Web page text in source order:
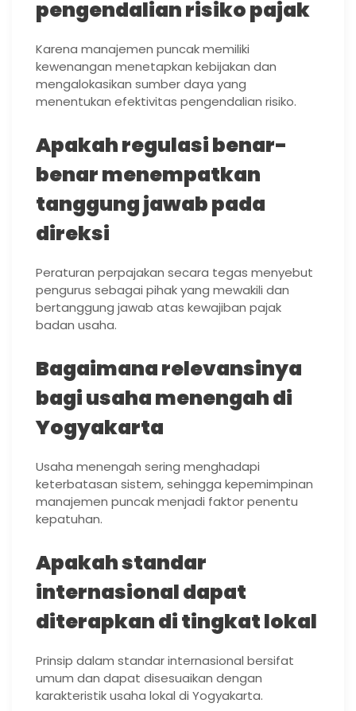
pengendalian risiko pajak
Karena manajemen puncak memiliki
kewenangan menetapkan kebijakan dan
mengalokasikan sumber daya yang
menentukan efektivitas pengendalian risiko.
Apakah regulasi benar-
benar menempatkan
tanggung jawab pada
direksi
Peraturan perpajakan secara tegas menyebut
pengurus sebagai pihak yang mewakili dan
bertanggung jawab atas kewajiban pajak
badan usaha.
Bagaimana relevansinya
bagi usaha menengah di
Yogyakarta
Usaha menengah sering menghadapi
keterbatasan sistem, sehingga kepemimpinan
manajemen puncak menjadi faktor penentu
kepatuhan.
Apakah standar
internasional dapat
diterapkan di tingkat lokal
Prinsip dalam standar internasional bersifat
umum dan dapat disesuaikan dengan
karakteristik usaha lokal di Yogyakarta.